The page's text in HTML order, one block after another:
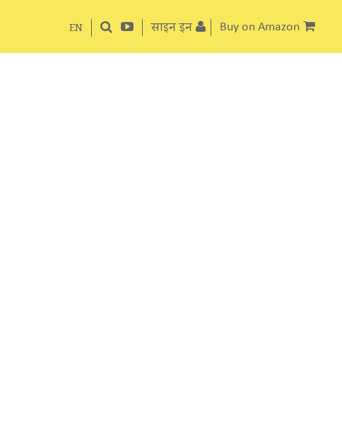
EN साइन इन Buy on Amazon